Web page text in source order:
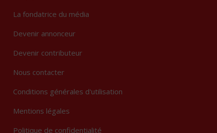
La fondatrice du média
Devenir annonceur
Devenir contributeur
Nous contacter
Conditions générales d'utilisation
Mentions légales
Politique de confidentialité